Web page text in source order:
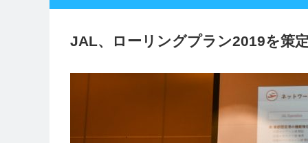
JAL、ローリングプラン2019を策